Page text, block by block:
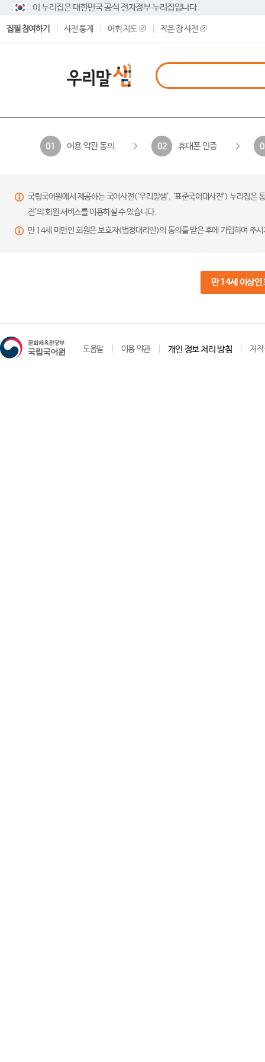
이 누리집은 대한민국 공식 전자정부 누리집입니다.
집필 참여하기 사전 통계 어휘 지도 작은 창 사전
01 이용 약관 동의 02 휴대폰 인증
국립국어원에서 제공하는 국어사전(‘우리말샘’, ‘표준국어대사전’) 누리집
전’의 회원 서비스를 이용하실 수 있습니다.
만 14세 미만인 회원은 보호자(법정대리인)의 동의를 받은 후에 가입하여 주
만 14세 이상인
도움말 이용 약관 개인 정보 처리 방침 저